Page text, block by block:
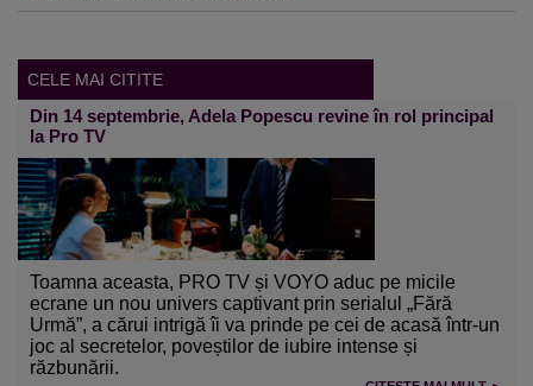
CELE MAI CITITE
Din 14 septembrie, Adela Popescu revine în rol principal
la Pro TV
Toamna aceasta, PRO TV și VOYO aduc pe micile
ecrane un nou univers captivant prin serialul „Fără
Urmă”, a cărui intrigă îi va prinde pe cei de acasă într-un
joc al secretelor, poveștilor de iubire intense și
răzbunării.